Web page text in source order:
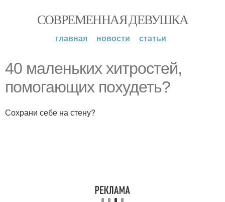
СОВРЕМЕННАЯ ДЕВУШКА
главная новости статьи
40 маленьких хитростей,
помогающих похудеть?
Сохрани себе на стену?